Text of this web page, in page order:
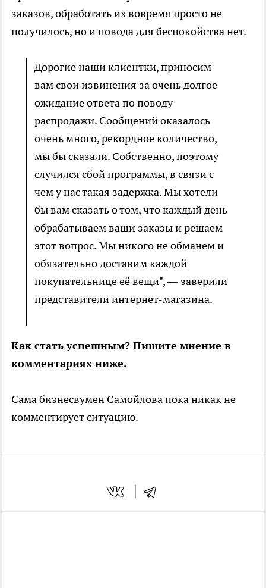
заказов, обработать их вовремя просто не
получилось, но и повода для беспокойства нет.
Дорогие наши клиентки, приносим
вам свои извинения за очень долгое
ожидание ответа по поводу
распродажи. Сообщений оказалось
очень много, рекордное количество,
мы бы сказали. Собственно, поэтому
случился сбой программы, в связи с
чем у нас такая задержка. Мы хотели
бы вам сказать о том, что каждый день
обрабатываем ваши заказы и решаем
этот вопрос. Мы никого не обманем и
обязательно доставим каждой
покупательнице её вещи", — заверили
представители интернет-магазина.
Как стать успешным? Пишите мнение в
комментариях ниже.
Сама бизнесвумен Самойлова пока никак не
комментирует ситуацию.